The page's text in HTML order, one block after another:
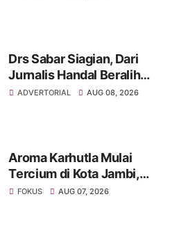
2
Drs Sabar Siagian, Dari
Jurnalis Handal Beralih
Profesi Jadi Kontraktor
ADVERTORIAL AUG 08, 2026
Aroma Karhutla Mulai
Tercium di Kota Jambi,
Warga Diminta Waspada
FOKUS AUG 07, 2026